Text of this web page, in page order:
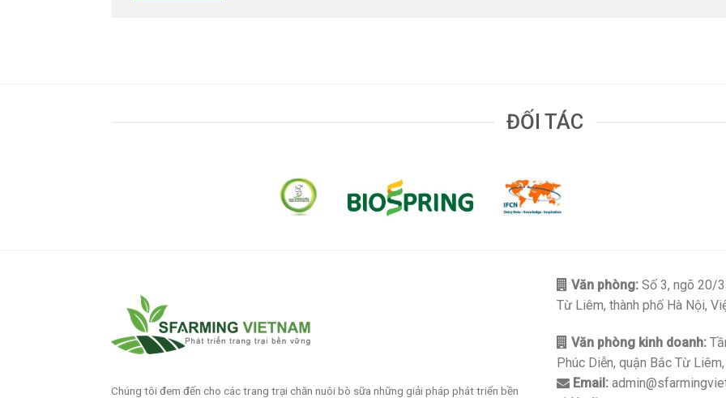
ĐỐI TÁC
Chúng tôi đem đến cho các trang trại chăn nuôi bò sữa những giải pháp phát triển bền
Văn phòng: Số 3, ngõ 20/
Từ Liêm, thành phố Hà Nội,
Văn phòng kinh doanh:
Phúc Diễn, quận Bắc Từ
Email: